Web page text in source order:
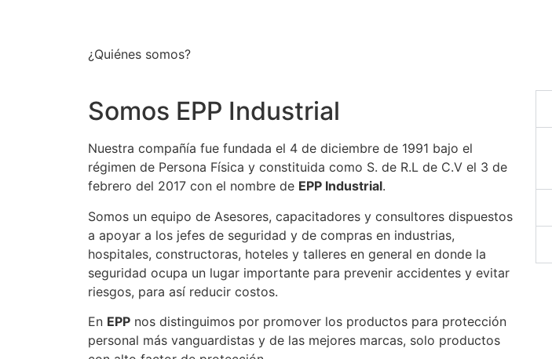
¿Quiénes somos?
Somos EPP Industrial
Nuestra compañía fue fundada el 4 de diciembre de 1991 bajo el
régimen de Persona Física y constituida como S. de R.L de C.V el 3 de
febrero del 2017 con el nombre de EPP Industrial.
Somos un equipo de Asesores, capacitadores y consultores dispuestos
a apoyar a los jefes de seguridad y de compras en industrias,
hospitales, constructoras, hoteles y talleres en general en donde la
seguridad ocupa un lugar importante para prevenir accidentes y evitar
riesgos, para así reducir costos.
En EPP nos distinguimos por promover los productos para protección
personal más vanguardistas y de las mejores marcas, solo productos